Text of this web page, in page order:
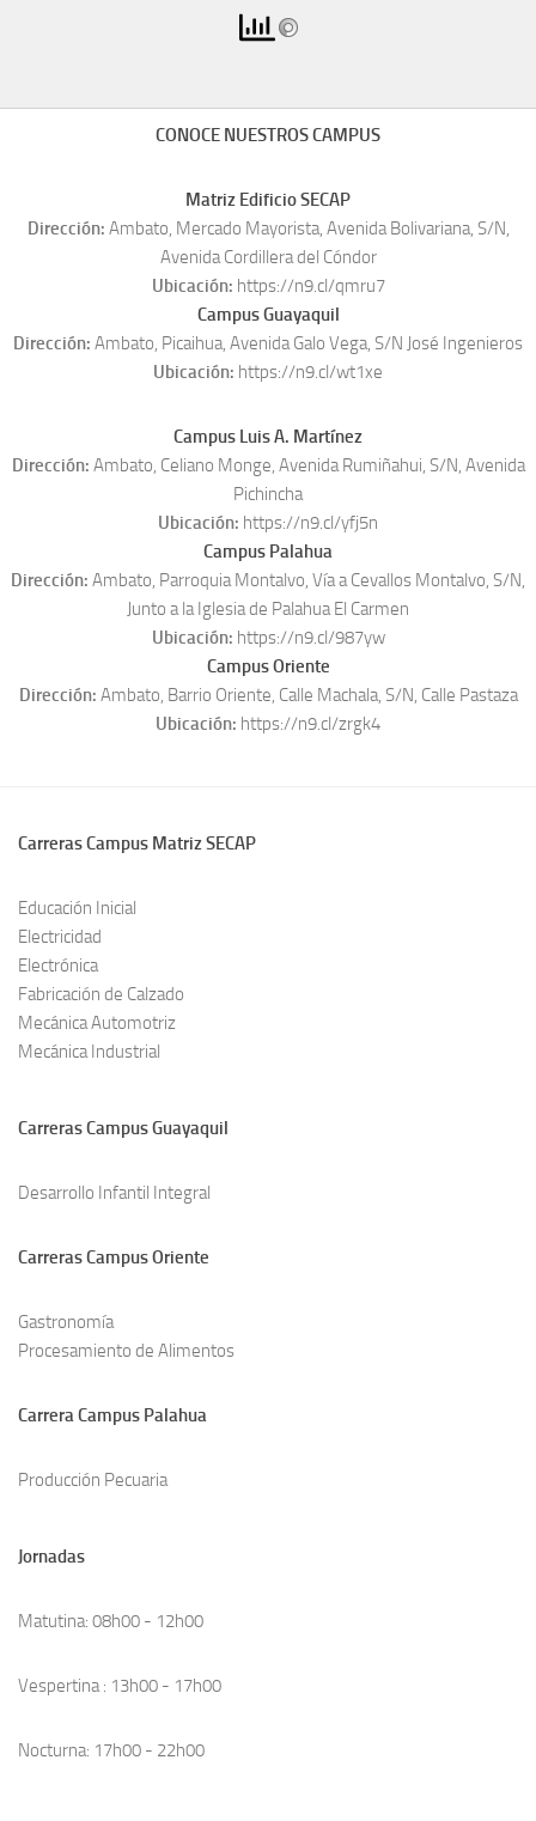
CONOCE NUESTROS CAMPUS
Matriz Edificio SECAP
Dirección: Ambato, Mercado Mayorista, Avenida Bolivariana, S/N,
Avenida Cordillera del Cóndor
Ubicación: https://n9.cl/qmru7
Campus Guayaquil
Dirección: Ambato, Picaihua, Avenida Galo Vega, S/N José Ingenieros
Ubicación: https://n9.cl/wt1xe
Campus Luis A. Martínez
Dirección: Ambato, Celiano Monge, Avenida Rumiñahui, S/N, Avenida
Pichincha
Ubicación: https://n9.cl/yfj5n
Campus Palahua
Dirección: Ambato, Parroquia Montalvo, Vía a Cevallos Montalvo, S/N,
Junto a la Iglesia de Palahua El Carmen
Ubicación: https://n9.cl/987yw
Campus Oriente
Dirección: Ambato, Barrio Oriente, Calle Machala, S/N, Calle Pastaza
Ubicación: https://n9.cl/zrgk4
Carreras Campus Matriz SECAP
Educación Inicial
Electricidad
Electrónica
Fabricación de Calzado
Mecánica Automotriz
Mecánica Industrial
Carreras Campus Guayaquil
Desarrollo Infantil Integral
Carreras Campus Oriente
Gastronomía
Procesamiento de Alimentos
Carrera Campus Palahua
Producción Pecuaria
Jornadas
Matutina: 08h00 - 12h00
Vespertina : 13h00 - 17h00
Nocturna: 17h00 - 22h00